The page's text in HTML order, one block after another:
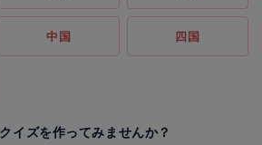
中国 四国
イズを作ってみませんか？